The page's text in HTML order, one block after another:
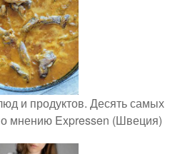
и продуктов. Десять самых
мнению Expressen (Швеция)